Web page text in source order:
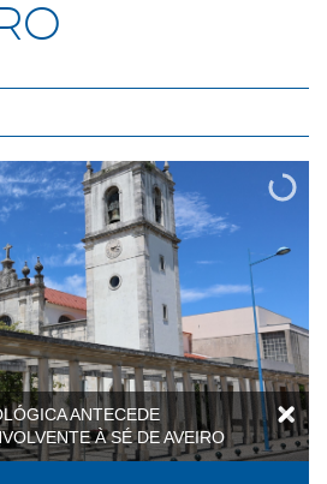
ANTECEDE
À SÉ DE AVEIRO